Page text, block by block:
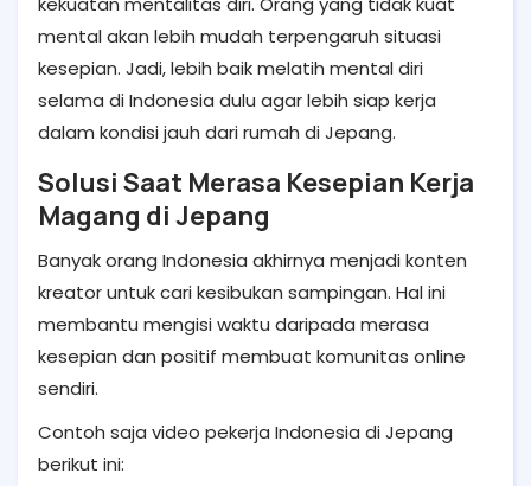
mental akan lebih mudah terpengaruh situasi
kesepian. Jadi, lebih baik melatih mental diri
selama di Indonesia dulu agar lebih siap kerja
dalam kondisi jauh dari rumah di Jepang.
Solusi Saat Merasa Kesepian Kerja
Magang di Jepang
Banyak orang Indonesia akhirnya menjadi konten
kreator untuk cari kesibukan sampingan. Hal ini
membantu mengisi waktu daripada merasa
kesepian dan positif membuat komunitas online
sendiri.
Contoh saja video pekerja Indonesia di Jepang
berikut ini: